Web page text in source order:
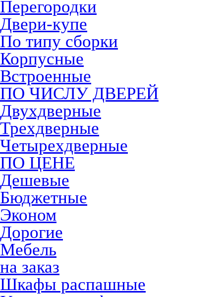
Перегородки
Двери-купе
По типу сборки
Корпусные
Встроенные
ПО ЧИСЛУ ДВЕРЕЙ
Двухдверные
Трехдверные
Четырехдверные
ПО ЦЕНЕ
Дешевые
Бюджетные
Эконом
Дорогие
Мебель
на заказ
Шкафы распашные